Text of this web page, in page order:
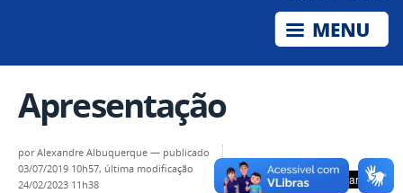
Apresentação
porAlexandre Albuquerque — publicado
03/07/2019 10h57, última modificação
24/02/2023 11h38